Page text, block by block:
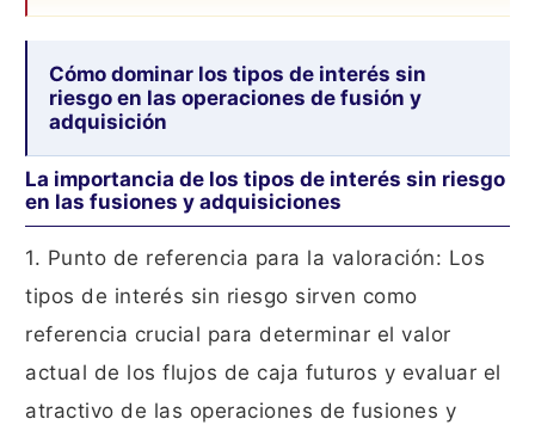
Cómo dominar los tipos de interés sin
riesgo en las operaciones de fusión y
adquisición
La importancia de los tipos de interés sin riesgo
en las fusiones y adquisiciones
1. Punto de referencia para la valoración: Los
tipos de interés sin riesgo sirven como
referencia crucial para determinar el valor
actual de los flujos de caja futuros y evaluar el
atractivo de las operaciones de fusiones y